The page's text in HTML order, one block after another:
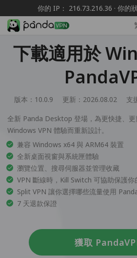
你的 IP： 216.73.216.36 · 你的
下載適用於
版本：10.0.9 更新：2026.08.02 支
全新 Panda Desktop 登場，為更快捷、
Windows VPN 體驗而重新設計。
兼容 Windows x64 與 ARM64 裝置
全新桌面視窗與系統匣體驗
瀏覽位置、搜尋伺服器並管理收藏
VPN 斷線時，Kill Switch 可協助保護你
Split VPN 讓你選擇哪些流量使用
7 天退款保證
獲取